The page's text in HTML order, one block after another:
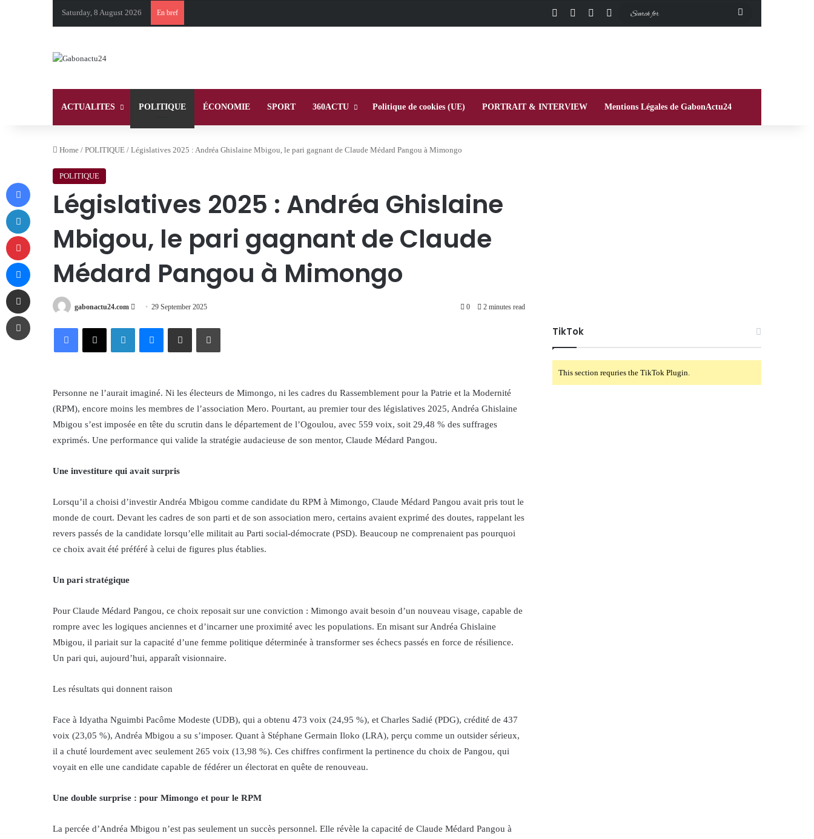
Saturday, 8 August 2026 En bref Facebook InstagramSwitch skin
ACTUALITES POLITIQUE ÉCONOMIE SPORT 360ACTU Politique de cookies (UE) PORTRAIT & INTERVIEW Mentions Légales de GabonActu24
Home / POLITIQUE / Législatives 2025 : Andréa Ghislaine Mbigou, le pari gagnant de Claude Médard Pangou à Mimongo
POLITIQUE
Législatives 2025 : Andréa Ghislaine
Mbigou, le pari gagnant de Claude
Médard Pangou à Mimongo
gabonactu24.com
Send 29 September 2025 0 2 minutes read
FacebookX LinkedInMessengerShare via Email Print
Personne ne l’aurait imaginé. Ni les électeurs de Mimongo, ni les cadres du Rassemblement pour la Patrie et la Modernité
(RPM), encore moins les membres de l’association Mero. Pourtant, au premier tour des législatives 2025, Andréa Ghislaine
Mbigou s’est imposée en tête du scrutin dans le département de l’Ogoulou, avec 559 voix, soit 29,48 % des suffrages
exprimés. Une performance qui valide la stratégie audacieuse de son mentor, Claude Médard Pangou.
Une investiture qui avait surpris
Lorsqu’il a choisi d’investir Andréa Mbigou comme candidate du RPM à Mimongo, Claude Médard Pangou avait pris tout le
monde de court. Devant les cadres de son parti et de son association mero, certains avaient exprimé des doutes, rappelant les
revers passés de la candidate lorsqu’elle militait au Parti social-démocrate (PSD). Beaucoup ne comprenaient pas pourquoi
ce choix avait été préféré à celui de figures plus établies.
Un pari stratégique
Pour Claude Médard Pangou, ce choix reposait sur une conviction : Mimongo avait besoin d’un nouveau visage, capable de
rompre avec les logiques anciennes et d’incarner une proximité avec les populations. En misant sur Andréa Ghislaine
Mbigou, il pariait sur la capacité d’une femme politique déterminée à transformer ses échecs passés en force de résilience.
Un pari qui, aujourd’hui, apparaît visionnaire.
Les résultats qui donnent raison
Face à Idyatha Nguimbi Pacôme Modeste (UDB), qui a obtenu 473 voix (24,95 %), et Charles Sadié (PDG), crédité de 437
voix (23,05 %), Andréa Mbigou a su s’imposer. Quant à Stéphane Germain Iloko (LRA), perçu comme un outsider sérieux,
il a chuté lourdement avec seulement 265 voix (13,98 %). Ces chiffres confirment la pertinence du choix de Pangou, qui
voyait en elle une candidate capable de fédérer un électorat en quête de renouveau.
Une double surprise : pour Mimongo et pour le RPM
La percée d’Andréa Mbigou n’est pas seulement un succès personnel. Elle révèle la capacité de Claude Médard Pangou à
TikTok
This section requries the TikTok Plugin.
Facebook
LinkedIn
Pinterest